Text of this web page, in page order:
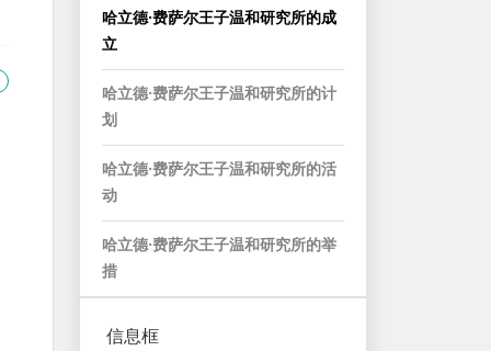
哈立德·费萨尔王子温和研究所的成
立
哈立德·费萨尔王子温和研究所的计
划
哈立德·费萨尔王子温和研究所的活
动
哈立德·费萨尔王子温和研究所的举
措
信息框